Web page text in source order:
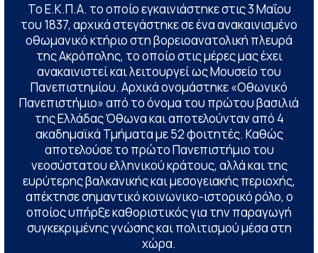
Το Ε.Κ.Π.Α. το οποίο εγκαινιάστηκε στις 3 Μαΐου
του 1837, αρχικά στεγάστηκε σε ένα ανακαινισμένο
οθωμανικό κτήριο στη βορειοανατολική πλευρά
της Ακρόπολης, το οποίο στις μέρες μας έχει
ανακαινιστεί και λειτουργεί ως Μουσείο του
Πανεπιστημίου. Αρχικά ονομάστηκε «Οθωνικό
Πανεπιστήμιο» από το όνομα του πρώτου βασιλιά
της Ελλάδας Όθωνα και αποτελούνταν από 4
ακαδημαϊκά Τμήματα με 52 φοιτητές. Καθώς
αποτελούσε το πρώτο Πανεπιστήμιο του
νεοσύστατου ελληνικού κράτους, αλλά και της
ευρύτερης βαλκανικής και μεσογειακής περιοχής,
απέκτησε σημαντικό κοινωνικο-ιστορικό ρόλο, ο
οποίος υπήρξε καθοριστικός για την παραγωγή
συγκεκριμένης γνώσης και πολιτισμού μέσα στη
χώρα.